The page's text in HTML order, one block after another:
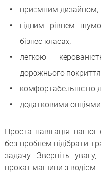
приємним дизайном;
гідним рівнем
бізнес класах;
легкою
дорожнього
комфортабельністю
додатковими
Проста навігація
без проблем підібрати
задачу. Зверніть
прокат машини з водієм.